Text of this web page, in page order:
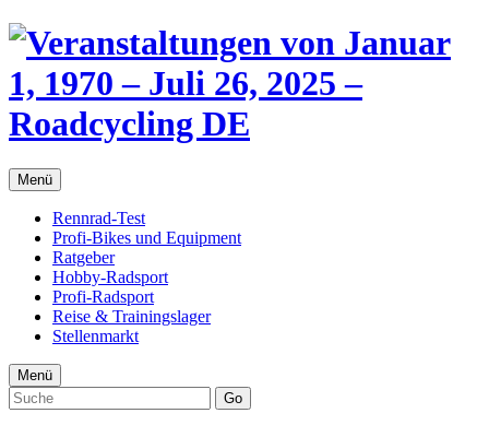
Menü
Rennrad-Test
Profi-Bikes und Equipment
Ratgeber
Hobby-Radsport
Profi-Radsport
Reise & Trainingslager
Stellenmarkt
Menü
Go